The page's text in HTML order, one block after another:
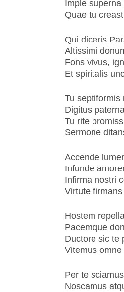
Imple superna
Quae tu
Qui diceris
Altissimi
Fons vivus,
Et spiritalis
Tu septiformis
Digitus
Tu rite
Sermone
Accende
Infunde
Infirma nostri
Virtute firmans
Hostem
Pacemque
Ductore sic te
Vitemus omne
Per te
Noscamus